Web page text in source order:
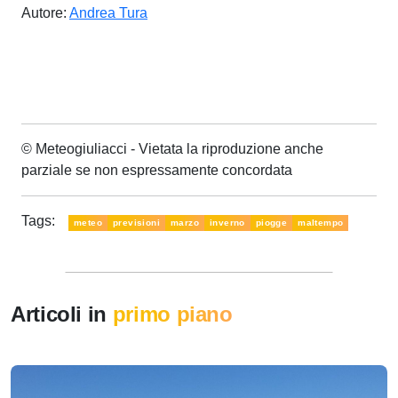
Autore: Andrea Tura
© Meteogiuliacci - Vietata la riproduzione anche
parziale se non espressamente concordata
Tags: meteo previsioni marzo inverno piogge maltempo
Articoli in primo piano